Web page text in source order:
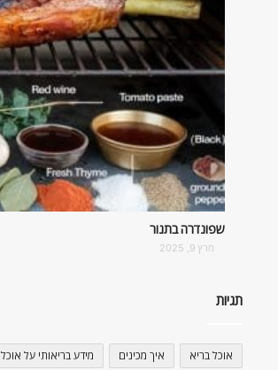
שפונדרה בתנור
מרץ 9, 2025
תגיות
אוכל בריא איך מכינים מידע בריאותי על אוכל